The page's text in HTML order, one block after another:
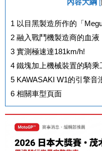
內容大綱 [
1 以目黑製造所作的「
2 融入戰鬥機製造商的血液
3 實測極速達181km/h!
4 鐵塊加上機械裝置的騎乘
5 KAWASAKI W1的引擎音
6 相關車型頁面